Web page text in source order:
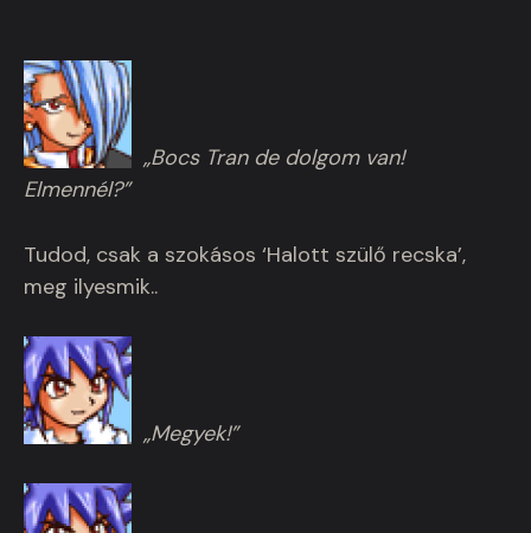
„Bocs Tran de dolgom van!
Elmennél?”
Tudod, csak a szokásos ‘Halott szülő recska’,
meg ilyesmik..
„Megyek!”